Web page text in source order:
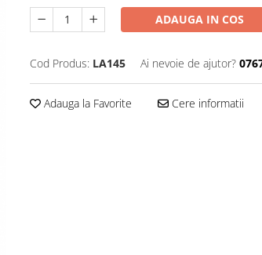
ADAUGA IN COS
Cod Produs: LA145 Ai nevoie de ajutor?
Adauga la Favorite Cere informatii